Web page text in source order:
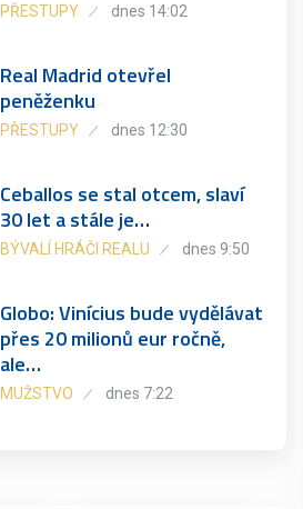
PŘESTUPY dnes 14:02
Real Madrid otevřel
peněženku
PŘESTUPY dnes 12:30
Ceballos se stal otcem, slaví
30 let a stále je…
BÝVALÍ HRÁČI REALU dnes 9:50
Globo: Vinícius bude vydělávat
přes 20 milionů eur ročně,
ale…
MUŽSTVO dnes 7:22